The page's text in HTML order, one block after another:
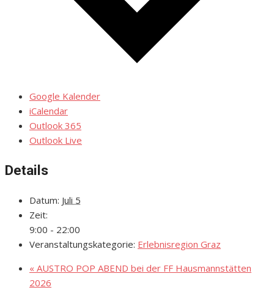
Google Kalender
iCalendar
Outlook 365
Outlook Live
Details
Datum: Juli 5
Zeit:
9:00 - 22:00
Veranstaltungskategorie: Erlebnisregion Graz
« AUSTRO POP ABEND bei der FF Hausmannstätten
2026